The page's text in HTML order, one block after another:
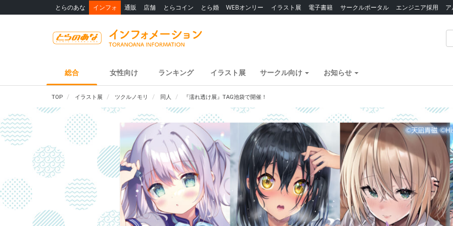
とらのあな インフォ 通販 店舗 とらコイン とら婚 WEBオンリー イラスト展 電子書籍 サークルポータル エンジニア採用
総合 女性向け ランキング イラスト展 サークル向け お知らせ
TOP イラスト展 ツクルノモリ 同人 『濡れ透け展』TAG池袋で開催！